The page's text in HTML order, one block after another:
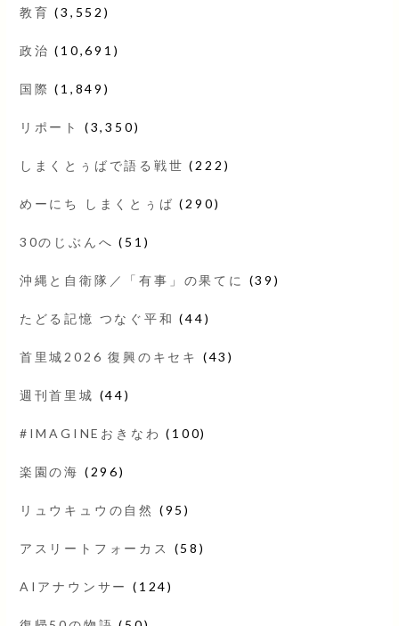
教育 (3,552)
政治 (10,691)
国際 (1,849)
リポート (3,350)
しまくとぅばで語る戦世 (222)
めーにち しまくとぅば (290)
30のじぶんへ (51)
沖縄と自衛隊／「有事」の果てに (39)
たどる記憶 つなぐ平和 (44)
首里城2026 復興のキセキ (43)
週刊首里城 (44)
#IMAGINEおきなわ (100)
楽園の海 (296)
リュウキュウの自然 (95)
アスリートフォーカス (58)
AIアナウンサー (124)